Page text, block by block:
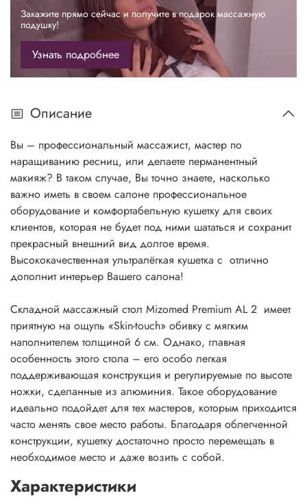
Закажите прямо сейчас и получите в подарок массажную
подушку!
Узнать подробнее
Описание
Вы – профессиональный массажист, мастер по
наращиванию ресниц, или делаете перманентный
макияж? В таком случае, Вы точно знаете, насколько
важно иметь в своем салоне профессиональное
оборудование и комфортабельную кушетку для своих
клиентов, которая не будет под ними шататься и сохранит
прекрасный внешний вид долгое время.
Высококачественная ультралёгкая кушетка c отлично
дополнит интерьер Вашего салона!
Складной массажный стол Mizomed Premium AL 2 имеет
приятную на ощупь «Skin-touch» обивку с мягким
наполнителем толщиной 6 см. Однако, главная
особенность этого стола – его особо легкая
поддерживающая конструкция и регулируемые по высоте
ножки, сделанные из алюминия. Такое оборудование
идеально подойдет для тех мастеров, которым приходится
часто менять свое место работы. Благодаря облегченной
конструкции, кушетку достаточно просто перемещать в
необходимое место и даже возить с собой.
Характеристики